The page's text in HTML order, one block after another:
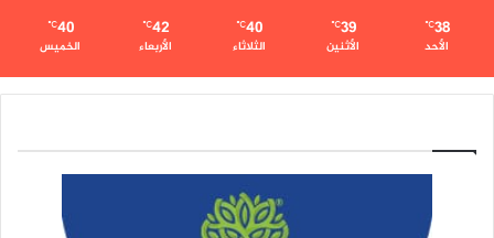
38
℃
الأحد
39
℃
الأثنين
40
℃
الثلاثاء
42
℃
الأربعاء
40
℃
الخميس